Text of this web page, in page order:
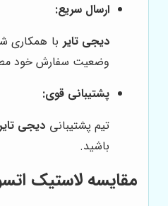
ارسال سریع:
دیجی تایر
وضعیت سفارش خود
پشتیبانی قوی:
تیم پشتیبانی دیجی
باشید.
مقایسه لاستیک